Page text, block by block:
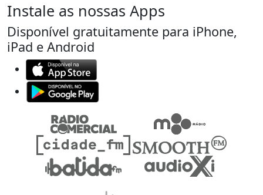
Instale as nossas Apps
Disponível gratuitamente para iPhone,
iPad e Android